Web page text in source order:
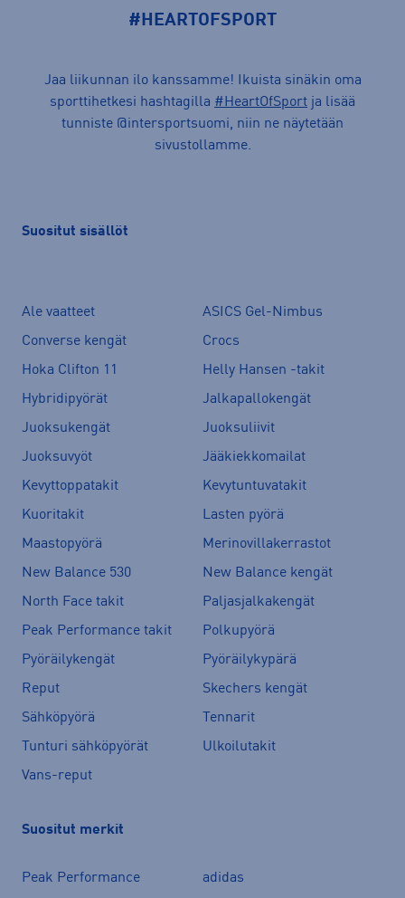
#HEARTOFSPORT
Jaa liikunnan ilo kanssamme! Ikuista sinäkin oma
sporttihetkesi hashtagilla #HeartOfSport ja lisää
tunniste @intersportsuomi, niin ne näytetään
sivustollamme.
Suositut sisällöt
Ale vaatteet
ASICS Gel-Nimbus
Converse kengät
Crocs
Hoka Clifton 11
Helly Hansen -takit
Hybridipyörät
Jalkapallokengät
Juoksukengät
Juoksuliivit
Juoksuvyöt
Jääkiekkomailat
Kevyttoppatakit
Kevytuntuvatakit
Kuoritakit
Lasten pyörä
Maastopyörä
Merinovillakerrastot
New Balance 530
New Balance kengät
North Face takit
Paljasjalkakengät
Peak Performance takit
Polkupyörä
Pyöräilykengät
Pyöräilykypärä
Reput
Skechers kengät
Sähköpyörä
Tennarit
Tunturi sähköpyörät
Ulkoilutakit
Vans-reput
Suositut merkit
Peak Performance
adidas